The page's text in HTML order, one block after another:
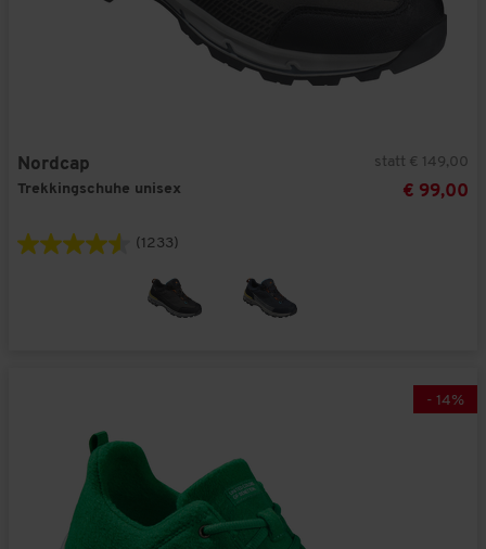
Nordcap
Trekkingschuhe unisex
statt € 149,00
€ 99,00
(1233)
- 14%